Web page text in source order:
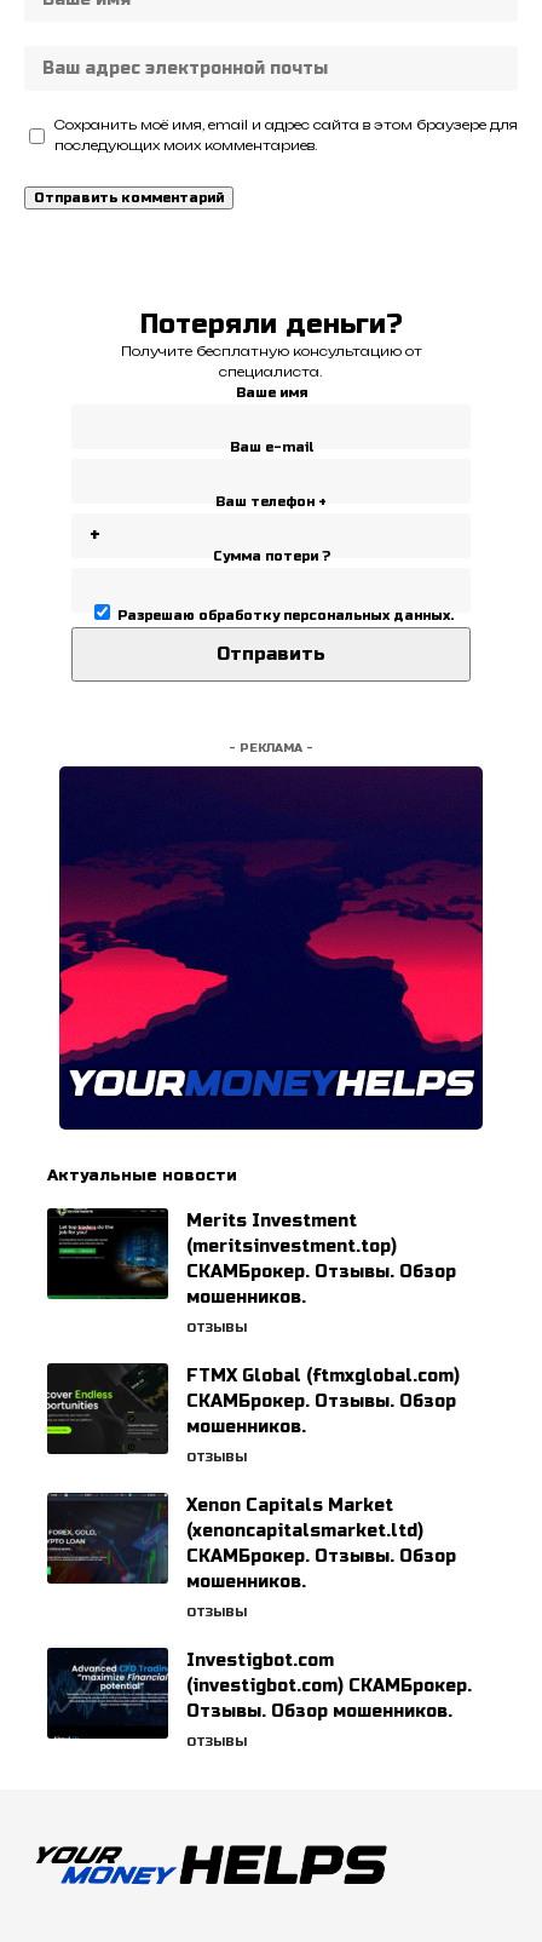
Сохранить моё имя, email и адрес сайта в этом браузере для
последующих моих комментариев.
Потеряли деньги?
Получите бесплатную консультацию от
специалиста.
Ваше имя
Ваш e-mail
Ваш телефон +
Сумма потери ?
Разрешаю обработку персональных данных.
- РЕКЛАМА -
Актуальные новости
Merits Investment
(meritsinvestment.top)
СКАМБрокер. Отзывы. Обзор
мошенников.
ОТЗЫВЫ
FTMX Global (ftmxglobal.com)
СКАМБрокер. Отзывы. Обзор
мошенников.
ОТЗЫВЫ
Xenon Capitals Market
(xenoncapitalsmarket.ltd)
СКАМБрокер. Отзывы. Обзор
мошенников.
ОТЗЫВЫ
Investigbot.com
(investigbot.com) СКАМБрокер.
Отзывы. Обзор мошенников.
ОТЗЫВЫ